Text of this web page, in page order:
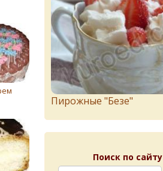
Пирожныe "Бeзe"
Поиск по сайту